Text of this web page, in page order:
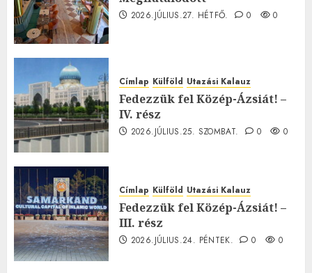
2026.JÚLIUS.27. HÉTFŐ. 0 0
Címlap Külföld Utazási Kalauz
Fedezzük fel Közép-Ázsiát! –
IV. rész
2026.JÚLIUS.25. SZOMBAT. 0 0
Címlap Külföld Utazási Kalauz
Fedezzük fel Közép-Ázsiát! –
III. rész
2026.JÚLIUS.24. PÉNTEK. 0 0